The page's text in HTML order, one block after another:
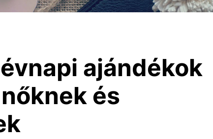
ajándékok
és